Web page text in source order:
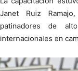
Janet Ruiz
patinadores de
internacionales en